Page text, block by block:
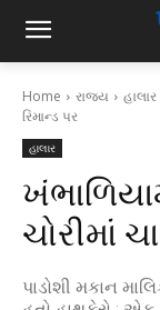
Home રાજ્ય હાલાર
રિમાન્ડ પર
હાલાર
ચોરીમાં
પાડોશી મકાન